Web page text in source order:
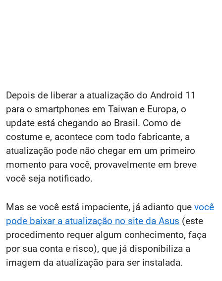
Depois de liberar a atualização do Android 11
para o smartphones em Taiwan e Europa, o
update está chegando ao Brasil. Como de
costume e, acontece com todo fabricante, a
atualização pode não chegar em um primeiro
momento para você, provavelmente em breve
você seja notificado.
Mas se você está impaciente, já adianto que você
pode baixar a atualização no site da Asus (este
procedimento requer algum conhecimento, faça
por sua conta e risco), que já disponibiliza a
imagem da atualização para ser instalada.